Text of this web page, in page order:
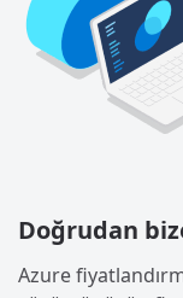
Doğrudan
Azure